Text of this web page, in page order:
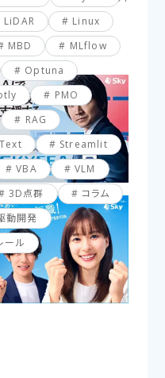
LiDAR
Linux
MBD
MLflow
Optuna
PMO
RAG
Streamlit
VBA
VLM
3D点群
コラム
動開発
ール
に取得する方法